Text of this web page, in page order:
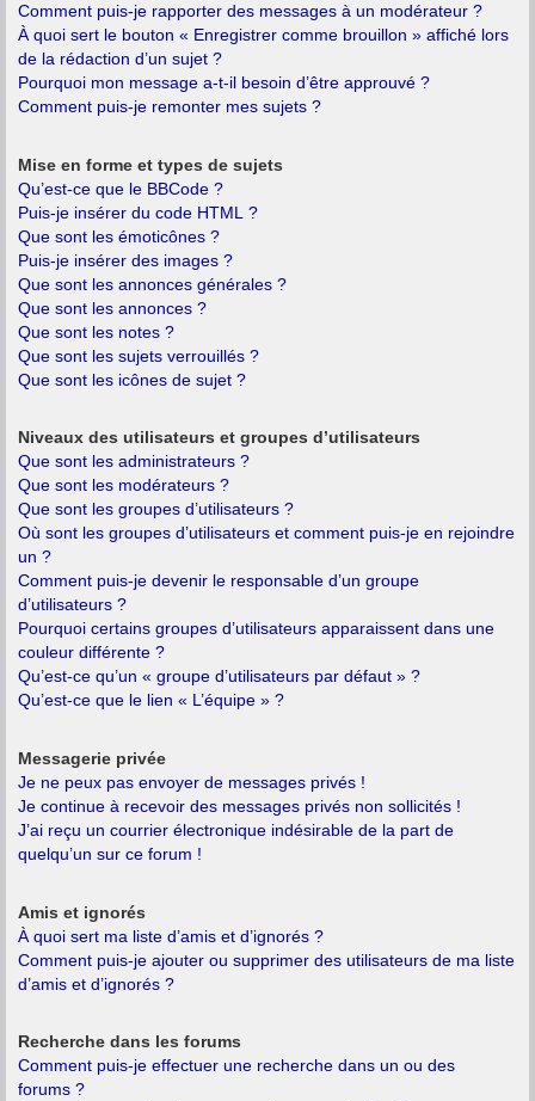
Comment puis-je rapporter des messages à un modérateur ?
À quoi sert le bouton « Enregistrer comme brouillon » affiché lors
de la rédaction d’un sujet ?
Pourquoi mon message a-t-il besoin d’être approuvé ?
Comment puis-je remonter mes sujets ?
Mise en forme et types de sujets
Qu’est-ce que le BBCode ?
Puis-je insérer du code HTML ?
Que sont les émoticônes ?
Puis-je insérer des images ?
Que sont les annonces générales ?
Que sont les annonces ?
Que sont les notes ?
Que sont les sujets verrouillés ?
Que sont les icônes de sujet ?
Niveaux des utilisateurs et groupes d’utilisateurs
Que sont les administrateurs ?
Que sont les modérateurs ?
Que sont les groupes d’utilisateurs ?
Où sont les groupes d’utilisateurs et comment puis-je en rejoindre
un ?
Comment puis-je devenir le responsable d’un groupe
d’utilisateurs ?
Pourquoi certains groupes d’utilisateurs apparaissent dans une
couleur différente ?
Qu’est-ce qu’un « groupe d’utilisateurs par défaut » ?
Qu’est-ce que le lien « L’équipe » ?
Messagerie privée
Je ne peux pas envoyer de messages privés !
Je continue à recevoir des messages privés non sollicités !
J’ai reçu un courrier électronique indésirable de la part de
quelqu’un sur ce forum !
Amis et ignorés
À quoi sert ma liste d’amis et d’ignorés ?
Comment puis-je ajouter ou supprimer des utilisateurs de ma liste
d’amis et d’ignorés ?
Recherche dans les forums
Comment puis-je effectuer une recherche dans un ou des
forums ?